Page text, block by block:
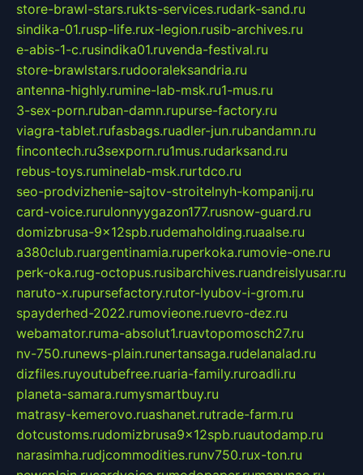
store-brawl-stars.rukts-services.rudark-sand.ru
sindika-01.rusp-life.rux-legion.rusib-archives.ru
e-abis-1-c.rusindika01.ruvenda-festival.ru
store-brawlstars.rudooraleksandria.ru
antenna-highly.rumine-lab-msk.ru1-mus.ru
3-sex-porn.ruban-damn.rupurse-factory.ru
viagra-tablet.rufasbags.ruadler-jun.rubandamn.ru
fincontech.ru3sexporn.ru1mus.rudarksand.ru
rebus-toys.ruminelab-msk.rurtdco.ru
seo-prodvizhenie-sajtov-stroitelnyh-kompanij.ru
card-voice.rurulonnyygazon177.rusnow-guard.ru
domizbrusa-9x12spb.rudemaholding.ruaalse.ru
a380club.ruargentinamia.ruperkoka.rumovie-one.ru
perk-oka.rug-octopus.rusibarchives.ruandreislyusar.ru
naruto-x.rupursefactory.rutor-lyubov-i-grom.ru
spayderhed-2022.rumovieone.ruevro-dez.ru
webamator.ruma-absolut1.ruavtopomosch27.ru
nv-750.runews-plain.runertansaga.rudelanalad.ru
dizfiles.ruyoutubefree.ruaria-family.ruroadli.ru
planeta-samara.rumysmartbuy.ru
matrasy-kemerovo.ruashanet.rutrade-farm.ru
dotcustoms.rudomizbrusa9x12spb.ruautodamp.ru
narasimha.rudjcommodities.runv750.rux-ton.ru